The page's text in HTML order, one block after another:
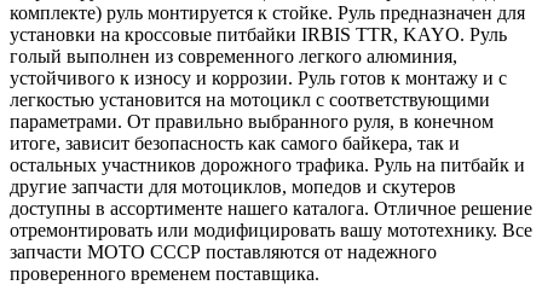
комплекте) руль монтируется к стойке. Руль предназначен для
установки на кроссовые питбайки IRBIS TTR, KAYO. Руль
голый выполнен из современного легкого алюминия,
устойчивого к износу и коррозии. Руль готов к монтажу и с
легкостью установится на мотоцикл с соответствующими
параметрами. От правильно выбранного руля, в конечном
итоге, зависит безопасность как самого байкера, так и
остальных участников дорожного трафика. Руль на питбайк и
другие запчасти для мотоциклов, мопедов и скутеров
доступны в ассортименте нашего каталога. Отличное решение
отремонтировать или модифицировать вашу мототехнику. Все
запчасти МОТО СССР поставляются от надежного
проверенного временем поставщика.